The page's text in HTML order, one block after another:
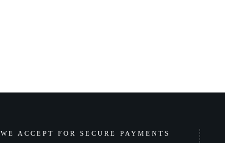
WE ACCEPT FOR SECURE PAYMENTS